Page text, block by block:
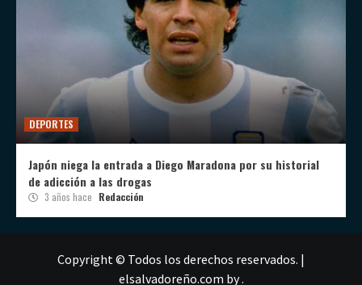
DEPORTES
Japón niega la entrada a Diego Maradona por su historial
de adicción a las drogas
3 años hace Redacción
Copyright © Todos los derechos reservados. |
elsalvadoreño.com by .